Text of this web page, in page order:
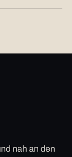
nah an den